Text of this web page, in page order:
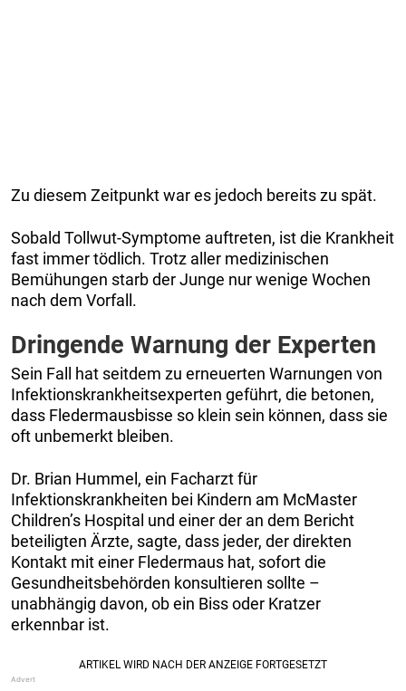
Zu diesem Zeitpunkt war es jedoch bereits zu spät.
Sobald Tollwut-Symptome auftreten, ist die Krankheit
fast immer tödlich. Trotz aller medizinischen
Bemühungen starb der Junge nur wenige Wochen
nach dem Vorfall.
Dringende Warnung der Experten
Sein Fall hat seitdem zu erneuerten Warnungen von
Infektionskrankheitsexperten geführt, die betonen,
dass Fledermausbisse so klein sein können, dass sie
oft unbemerkt bleiben.
Dr. Brian Hummel, ein Facharzt für
Infektionskrankheiten bei Kindern am McMaster
Children’s Hospital und einer der an dem Bericht
beteiligten Ärzte, sagte, dass jeder, der direkten
Kontakt mit einer Fledermaus hat, sofort die
Gesundheitsbehörden konsultieren sollte –
unabhängig davon, ob ein Biss oder Kratzer
erkennbar ist.